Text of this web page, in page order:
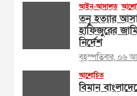
আইন-আদালত
তনু হত্যার
হাফিজুরের
নির্দেশ
বৃহস্পতিবার, ০৬
আলোচিত
বিমান